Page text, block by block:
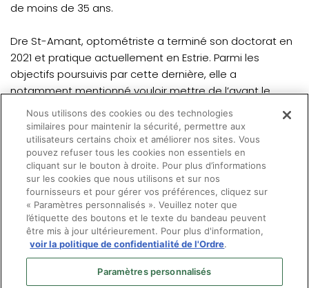
de moins de 35 ans.
Dre St-Amant, optométriste a terminé son doctorat en
2021 et pratique actuellement en Estrie. Parmi les
objectifs poursuivis par cette dernière, elle a
notamment mentionné vouloir mettre de l’avant le
potentiel des jeunes optométristes face aux enjeux de
la pratique optométrique et les encourager à y jouer un
rôle.
Nous souhaitons la bienvenue à la Dre St-Amant,
optométriste
Nous utilisons des cookies ou des technologies
similaires pour maintenir la sécurité, permettre aux
utilisateurs certains choix et améliorer nos sites. Vous
pouvez refuser tous les cookies non essentiels en
cliquant sur le bouton à droite. Pour plus d’informations
sur les cookies que nous utilisons et sur nos
fournisseurs et pour gérer vos préférences, cliquez sur
« Paramètres personnalisés ». Veuillez noter que
l’étiquette des boutons et le texte du bandeau peuvent
être mis à jour ultérieurement. Pour plus d'information,
voir la politique de confidentialité de l'Ordre.
Paramètres personnalisés